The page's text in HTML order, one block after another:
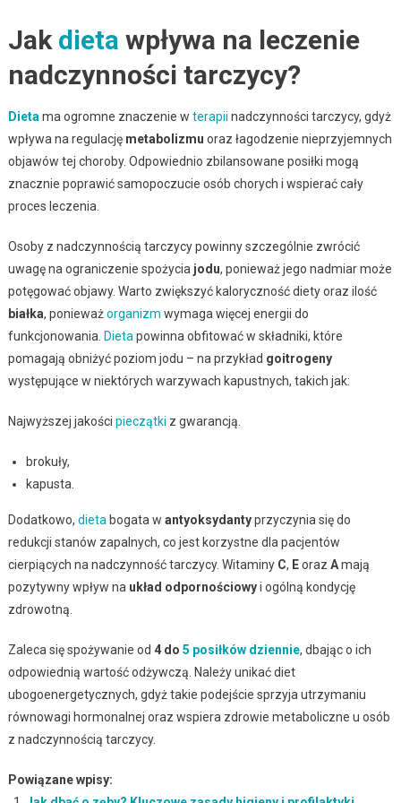
Jak dieta wpływa na leczenie
nadczynności tarczycy?
Dietama ogromne znaczenie w terapii nadczynności tarczycy, gdyż
wpływa na regulację metabolizmu oraz łagodzenie nieprzyjemnych
objawów tej choroby. Odpowiednio zbilansowane posiłki mogą
znacznie poprawić samopoczucie osób chorych i wspierać cały
proces leczenia.
Osoby z nadczynnością tarczycy powinny szczególnie zwrócić
uwagę na ograniczenie spożycia jodu, ponieważ jego nadmiar może
potęgować objawy. Warto zwiększyć kaloryczność diety oraz ilość
białka, ponieważorganizm wymaga więcej energii do
funkcjonowania. Dietapowinna obfitować w składniki, które
pomagają obniżyć poziom jodu – na przykład goitrogeny
występujące w niektórych warzywach kapustnych, takich jak:
Najwyższej jakości pieczątki z gwarancją.
brokuły,
kapusta.
Dodatkowo, dietabogata w antyoksydantyprzyczynia się do
redukcji stanów zapalnych, co jest korzystne dla pacjentów
cierpiących na nadczynność tarczycy. Witaminy C, Eoraz Amają
pozytywny wpływ na układ odpornościowyi ogólną kondycję
zdrowotną.
Zaleca się spożywanie od 4 do 5 posiłków dziennie, dbając o ich
odpowiednią wartość odżywczą. Należy unikać diet
ubogoenergetycznych, gdyż takie podejście sprzyja utrzymaniu
równowagi hormonalnej oraz wspiera zdrowie metaboliczne u osób
z nadczynnością tarczycy.
Powiązane wpisy: